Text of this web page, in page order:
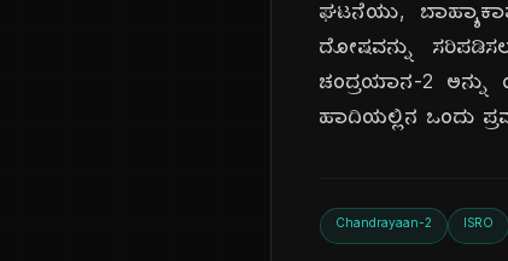
ಘಟನೆಯು,
ದೋಷವನ್ನು
ಚಂದ್ರಯಾನ-2
ಹಾದಿಯಲ್ಲಿನ ಒಂದು
Chandrayaan-2 ISRO